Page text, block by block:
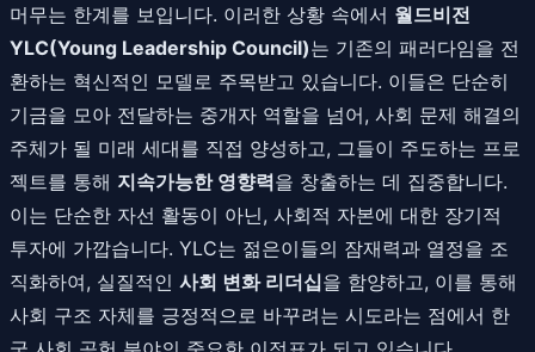
머무는 한계를 보입니다. 이러한 상황 속에서 월드비전
YLC(Young Leadership Council)는 기존의 패러다임을 전
환하는 혁신적인 모델로 주목받고 있습니다. 이들은 단순히
기금을 모아 전달하는 중개자 역할을 넘어, 사회 문제 해결의
주체가 될 미래 세대를 직접 양성하고, 그들이 주도하는 프로
젝트를 통해 지속가능한 영향력을 창출하는 데 집중합니다.
이는 단순한 자선 활동이 아닌, 사회적 자본에 대한 장기적
투자에 가깝습니다. YLC는 젊은이들의 잠재력과 열정을 조
직화하여, 실질적인 사회 변화 리더십을 함양하고, 이를 통해
사회 구조 자체를 긍정적으로 바꾸려는 시도라는 점에서 한